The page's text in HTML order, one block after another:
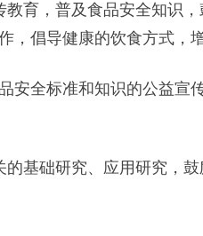
，普及食品安全知识，
倡导健康的饮食方式，
全标准和知识的公益宣
础研究、应用研究，鼓